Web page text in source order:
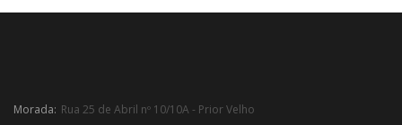
Morada: Rua 25 de Abril nº 10/10A - Prior Velho